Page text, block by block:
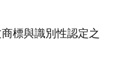
標與識別性認定之